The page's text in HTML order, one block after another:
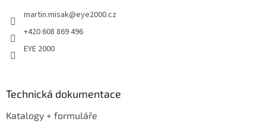
martin.misak@eye2000.cz
+420 608 869 496
EYE 2000
Technická dokumentace
Katalogy + formuláře